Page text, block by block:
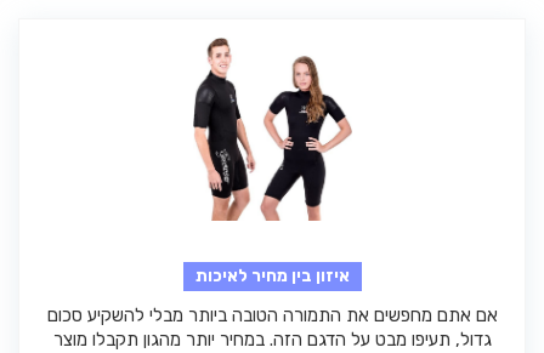
איזון בין מחיר לאיכות
אם אתם מחפשים את התמורה הטובה ביותר מבלי להשקיע סכום
גדול, תעיפו מבט על הדגם הזה. במחיר יותר מהגון תקבלו מוצר